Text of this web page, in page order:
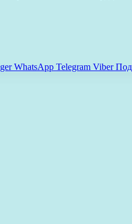
WhatsApp Telegram Viber